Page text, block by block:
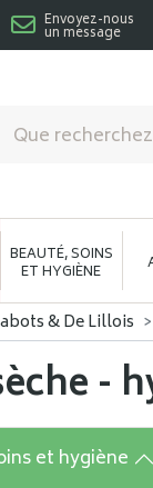
Envoyez-nous
un message
BEAUTÉ, SOINS
ET HYGIÈNE
& De Lillois
-
et hygiène